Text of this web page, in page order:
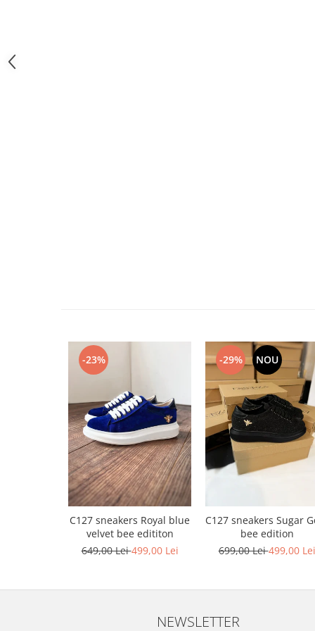
-23%
C127 sneakers Royal blue
velvet bee edititon
649,00 Lei499,00 Lei
-29% NOU
C127 sneakers Sugar
bee edition
699,00 Lei499,00 Lei
NEWSLETTER